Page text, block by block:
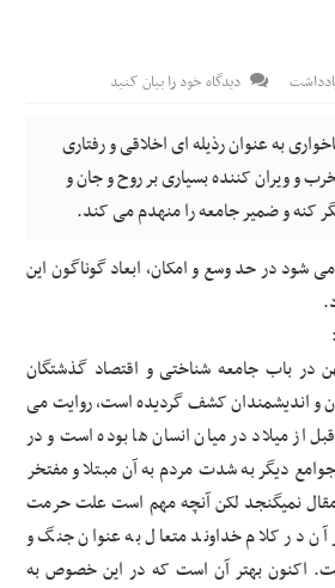
دیدگاه خود را بیان کنید
به عنوان رذیله ای اخلاقی و رفتاری
و ویران کننده بسیاری بر روح و جان و
کنه و ضمیر جامعه را منهدم می کند.
شود در حد وسع و امکان، ابعاد گوناگون این
در باب جامعه شناختی و اقتصاد گذشتگان
و اندیشمندان کشف گردیده است، روایت می
از میلاد در میان انسان ها بوده است و در
دیگر به شدت مردم به آن مبتلا و مفتخر
نمیگنجد لکن آنچه مهم است علت حرمت
آن در کلام خداوند متعال به عنوان جنگ و
اکنون بهتر آن است که در این خصوص به